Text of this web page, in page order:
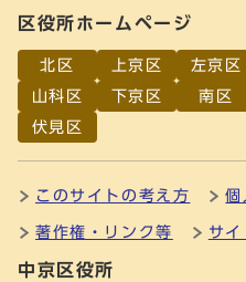
区役所ホームページ
北区 上京区 左京区
山科区
下京区 南区
伏見区
このサイトの考え方 個
著作権・リンク等 サ
中京区役所